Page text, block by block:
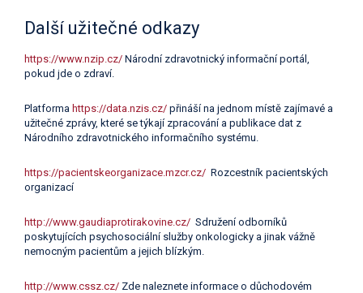
Další užitečné odkazy
https://www.nzip.cz/ Národní zdravotnický informační portál,
pokud jde o zdraví.
Platforma https://data.nzis.cz/ přináší na jednom místě zajímavé a
užitečné zprávy, které se týkají zpracování a publikace dat z
Národního zdravotnického informačního systému.
https://pacientskeorganizace.mzcr.cz/ Rozcestník pacientských
organizací
http://www.gaudiaprotirakovine.cz/ Sdružení odborníků
poskytujících psychosociální služby onkologicky a jinak vážně
nemocným pacientům a jejich blízkým.
http://www.cssz.cz/ Zde naleznete informace o důchodovém